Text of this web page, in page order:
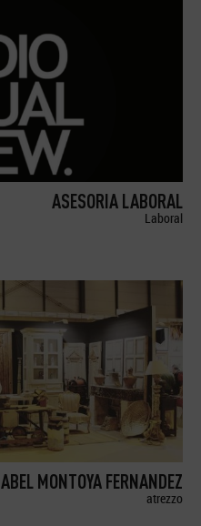
ASESORIA LABORAL
Laboral
ABEL MONTOYA FERNANDEZ
atrezzo